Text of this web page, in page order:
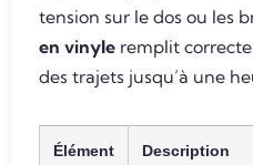
tension sur le dos ou les
en vinyle remplit
des trajets jusqu’à une
Élément Description